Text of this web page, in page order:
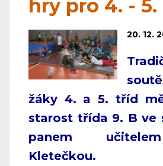
hry pro 4. -
20. 12.
žáky 4. a 5. tříd
starost třída 9. B ve
panem
Kletečkou.